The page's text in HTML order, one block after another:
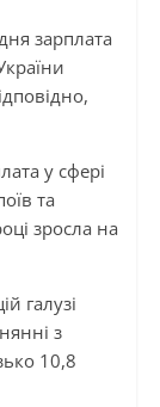
зарплата
у сфері
та
зросла на
галузі
з
10,8